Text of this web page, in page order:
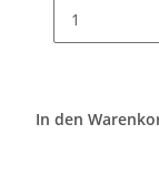
In den